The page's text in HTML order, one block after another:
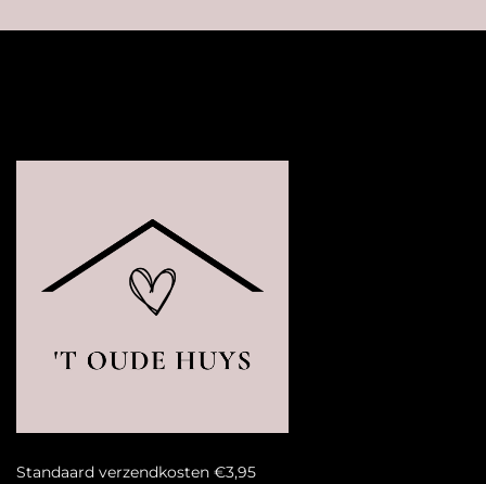
Standaard verzendkosten €3,95